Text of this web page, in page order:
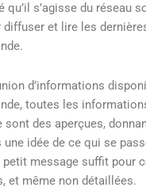
qu’il s’agisse du réseau
diffuser et lire les
d’informations
toutes les
des aperçues,
une idée de ce qui se
petit message suffit pour
et même non détaillées.